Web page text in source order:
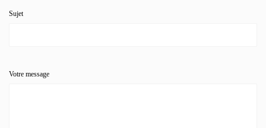
Sujet
Votre message